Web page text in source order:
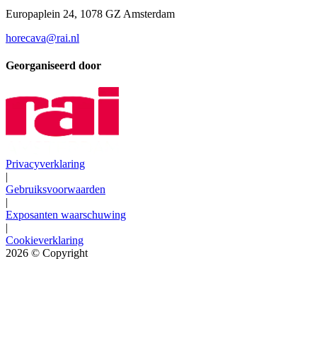
Europaplein 24, 1078 GZ Amsterdam
horecava@rai.nl
Georganiseerd door
Privacyverklaring
|
Gebruiksvoorwaarden
|
Exposanten waarschuwing
|
Cookieverklaring
2026 © Copyright